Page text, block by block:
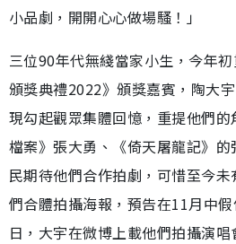
小品劇，開開心心做場騷！」
三位90年代無綫當家小生，今年
頒獎典禮2022》頒獎嘉賓，陶大
現勾起觀眾集體回憶，重提他們
檔案》張大勇、《倚天屠龍記》
民期待他們合作拍劇，可惜至今
們合體拍攝海報，預告在11月中
日，大宇在微博上載他們拍攝演